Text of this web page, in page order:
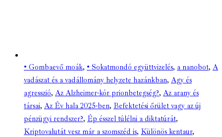
• Gombaevő moák, • Sokatmondó együttvizelés, a nanobot, A
vadászat és a vadállomány helyzete hazánkban, Agy és
agresszió, Az Alzheimer-kór prionbetegség?, Az arany és
társai, Az Év hala 2025-ben, Befektetési őrület vagy az új
pénzügyi rendszer?, Ép ésszel túlélni a diktatúrát,
Kriptovalutát vesz már a szomszéd is, Különös kentaur,